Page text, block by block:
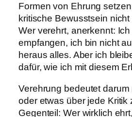
Formen von Ehrung
kritische Bewusstsein
Wer verehrt, anerkennt:
empfangen, ich bin nicht
heraus alles. Aber ich
dafür, wie ich mit diesem
Verehrung bedeutet
oder etwas über jede Kritik
Gegenteil: Wer wirklich